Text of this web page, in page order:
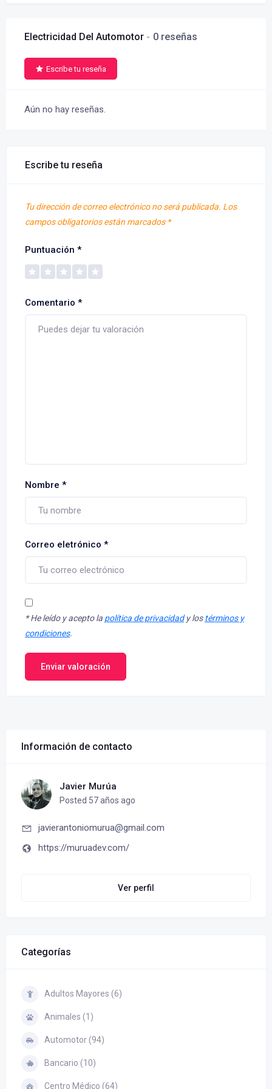
Electricidad Del Automotor 0 reseñas
Escribe tu reseña
Aún no hay reseñas.
Escribe tu reseña
Tu dirección de correo electrónico no será publicada. Los
campos obligatorios están marcados *
Puntuación *
Comentario *
Nombre *
Correo eletrónico *
*He leído y acepto la política de privacidady lostérminos y
condiciones.
Enviar valoración
Información de contacto
Javier Murúa
Posted 57 años ago
javierantoniomurua@gmail.com
https://muruadev.com/
Ver perfil
Categorías
Adultos Mayores (6)
Animales (1)
Automotor (94)
Bancario (10)
Centro Médico (64)